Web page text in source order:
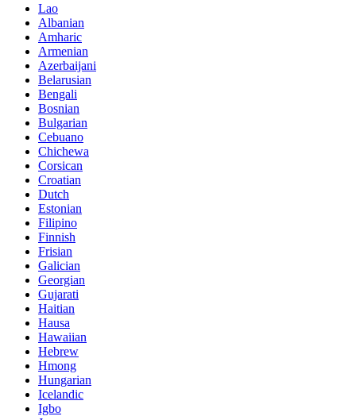
Lao
Albanian
Amharic
Armenian
Azerbaijani
Belarusian
Bengali
Bosnian
Bulgarian
Cebuano
Chichewa
Corsican
Croatian
Dutch
Estonian
Filipino
Finnish
Frisian
Galician
Georgian
Gujarati
Haitian
Hausa
Hawaiian
Hebrew
Hmong
Hungarian
Icelandic
Igbo